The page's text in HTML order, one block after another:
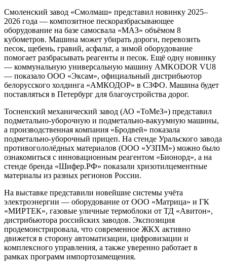
Смоленский завод «Смолмаш» представил новинку 2025–
2026 года — композитное пескоразбрасывающее
оборудование на базе самосвала «МАЗ» объёмом 8
кубометров. Машина может убирать дороги, перевозить
песок, щебень, гравий, асфальт, а зимой оборудование
помогает разбрасывать реагенты и песок. Ещё одну новинку
— коммунальную универсальную машину AMKODOR VU8
— показало ООО «Эксам», официальный дистрибьютор
белорусского холдинга «АМКОДОР» в СЗФО. Машина будет
поставляться в Петербург для благоустройства дорог.
Тосненский механический завод (АО «ТоМеЗ») представил
подметально-уборочную и подметально-вакуумную машины,
а производственная компания «Бродвей» показала
подметально-уборочный прицеп. На стенде Уральского завода
противогололёдных материалов (ООО «УЗПМ») можно было
ознакомиться с инновационным реагентом «Бионорд», а на
стенде бренда «Шифер.РФ» показали хризотилцементные
материалы из разных регионов России.
На выставке представили новейшие системы учёта
электроэнергии — оборудование от ООО «Матрица» и ГК
«МИРТЕК», газовые уличные термоблоки от ТД «Авитон»,
дистрибьютора российских заводов. Экспозиция
продемонстрировала, что современное ЖКХ активно
движется в сторону автоматизации, цифровизации и
комплексного управления, а также уверенно работает в
рамках программ импортозамещения.